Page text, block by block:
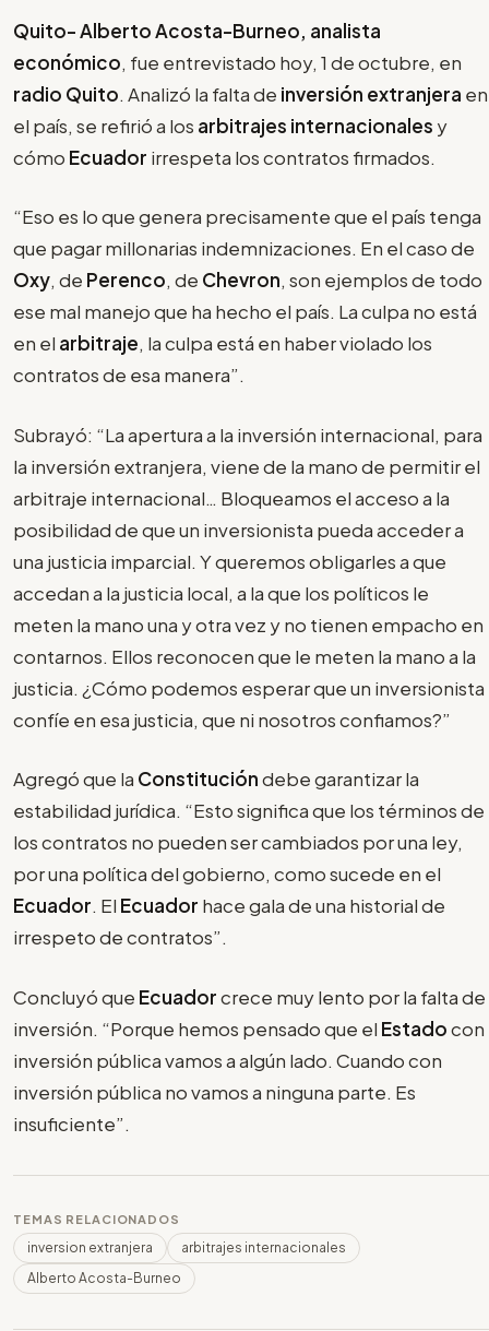
Quito- Alberto Acosta-Burneo, analista
económico, fue entrevistado hoy, 1 de octubre, en
radio Quito. Analizó la falta de inversión extranjera en
el país, se refirió a los arbitrajes internacionales y
cómo Ecuador irrespeta los contratos firmados.
“Eso es lo que genera precisamente que el país tenga
que pagar millonarias indemnizaciones. En el caso de
Oxy, de Perenco, de Chevron, son ejemplos de todo
ese mal manejo que ha hecho el país. La culpa no está
en el arbitraje, la culpa está en haber violado los
contratos de esa manera”.
Subrayó: “La apertura a la inversión internacional, para
la inversión extranjera, viene de la mano de permitir el
arbitraje internacional… Bloqueamos el acceso a la
posibilidad de que un inversionista pueda acceder a
una justicia imparcial. Y queremos obligarles a que
accedan a la justicia local, a la que los políticos le
meten la mano una y otra vez y no tienen empacho en
contarnos. Ellos reconocen que le meten la mano a la
justicia. ¿Cómo podemos esperar que un inversionista
confíe en esa justicia, que ni nosotros confiamos?”
Agregó que la Constitucióndebe garantizar la
estabilidad jurídica. “Esto significa que los términos de
los contratos no pueden ser cambiados por una ley,
por una política del gobierno, como sucede en el
Ecuador. El Ecuador hace gala de una historial de
irrespeto de contratos”.
Concluyó que Ecuadorcrece muy lento por la falta de
inversión. “Porque hemos pensado que el Estadocon
inversión pública vamos a algún lado. Cuando con
inversión pública no vamos a ninguna parte. Es
insuficiente”.
TEMAS RELACIONADOS
inversion extranjera
arbitrajes internacionales
Alberto Acosta-Burneo